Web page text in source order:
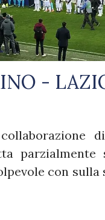
-
con sulla